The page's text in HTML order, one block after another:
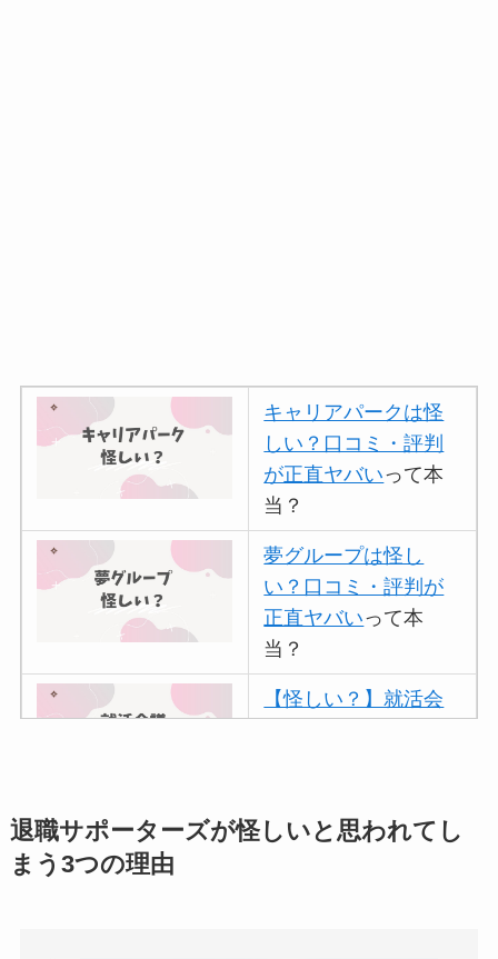
キャリアパークは怪
しい？口コミ・評判
が正直ヤバいって本
当？
夢グループは怪し
い？口コミ・評判が
正直ヤバいって本
当？
【怪しい？】就活会
アトムクリニックは
退職サポーターズが怪しいと思われてし
まう3つの理由